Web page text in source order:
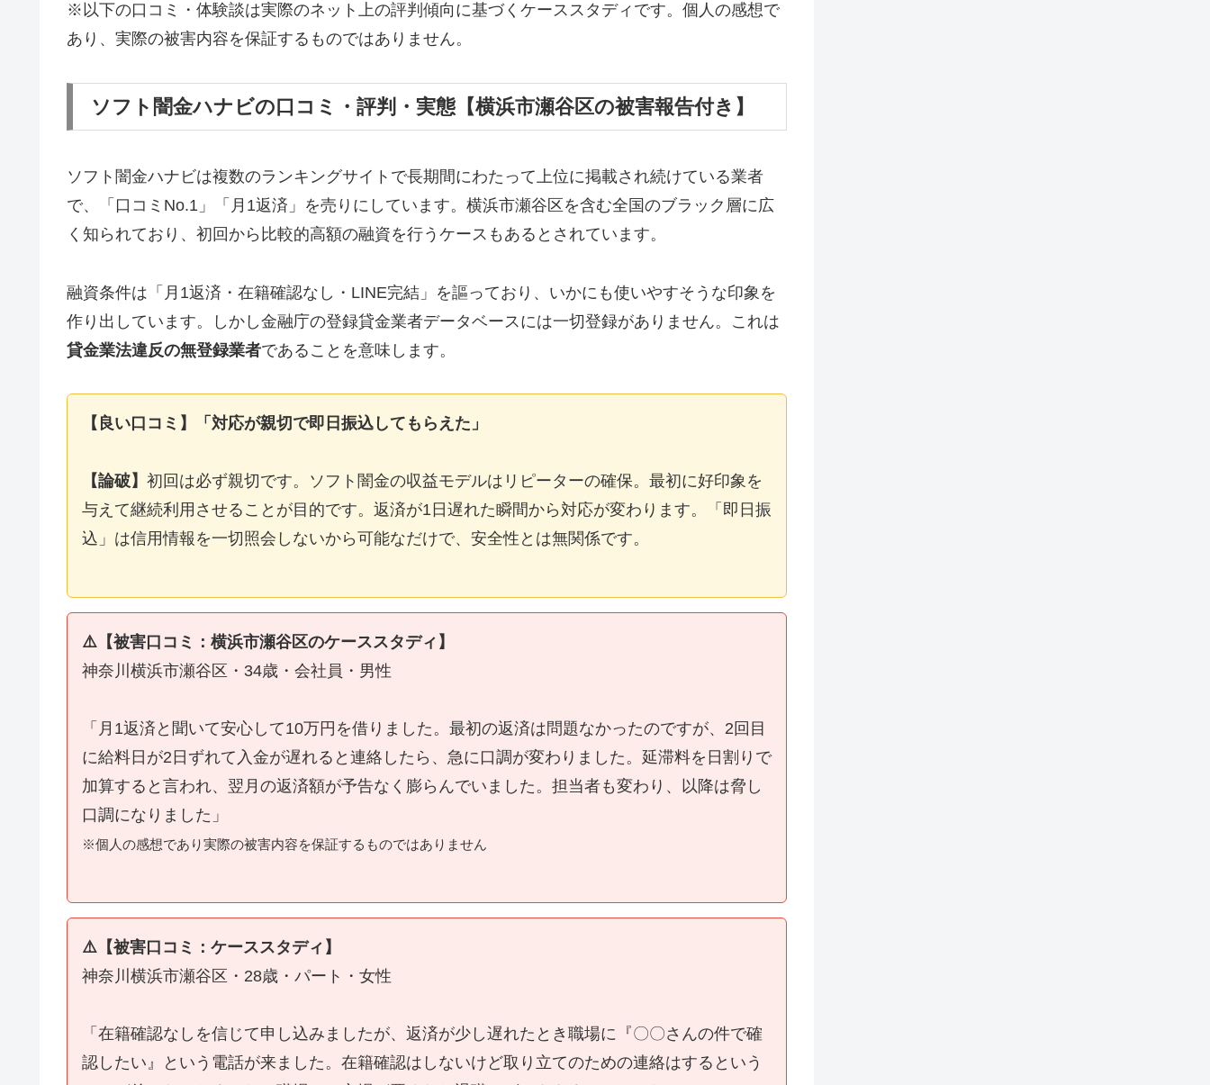
※以下の口コミ・体験談は実際のネット上の評判傾向に基づくケーススタディです。個人の感想で
あり、実際の被害内容を保証するものではありません。
ソフト闇金ハナビの口コミ・評判・実態【横浜市瀬谷区の被害報告付き】
ソフト闇金ハナビは複数のランキングサイトで長期間にわたって上位に掲載され続けている業者
で、「口コミNo.1」「月1返済」を売りにしています。横浜市瀬谷区を含む全国のブラック層に広
く知られており、初回から比較的高額の融資を行うケースもあるとされています。
融資条件は「月1返済・在籍確認なし・LINE完結」を謳っており、いかにも使いやすそうな印象を
作り出しています。しかし金融庁の登録貸金業者データベースには一切登録がありません。これは
貸金業法違反の無登録業者であることを意味します。
【良い口コミ】「対応が親切で即日振込してもらえた」
【論破】 初回は必ず親切です。ソフト闇金の収益モデルはリピーターの確保。最初に好印象を
与えて継続利用させることが目的です。返済が1日遅れた瞬間から対応が変わります。「即日振
込」は信用情報を一切照会しないから可能なだけで、安全性とは無関係です。
⚠️【被害口コミ：横浜市瀬谷区のケーススタディ】
神奈川横浜市瀬谷区・34歳・会社員・男性
「月1返済と聞いて安心して10万円を借りました。最初の返済は問題なかったのですが、2回目
に給料日が2日ずれて入金が遅れると連絡したら、急に口調が変わりました。延滞料を日割りで
加算すると言われ、翌月の返済額が予告なく膨らんでいました。担当者も変わり、以降は脅し
口調になりました」
※個人の感想であり実際の被害内容を保証するものではありません
⚠️【被害口コミ：ケーススタディ】
神奈川横浜市瀬谷区・28歳・パート・女性
「在籍確認なしを信じて申し込みましたが、返済が少し遅れたとき職場に『〇〇さんの件で確
認したい』という電話が来ました。在籍確認はしないけど取り立てのための連絡はするという